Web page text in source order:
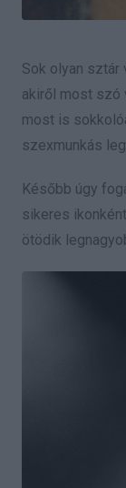
Sok olyan sztár
akiről most szó
most is
szexmunkás
Később úgy
sikeres
ötödik